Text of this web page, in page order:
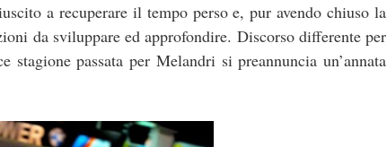
a recuperare il tempo perso e, pur avendo chiuso la
da sviluppare ed approfondire. Discorso differente per
stagione passata per Melandri si preannuncia un’annata